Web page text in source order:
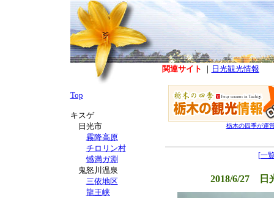
関連サイト ｜ 日光観光情報
栃木の四季が運
[一
2018/6/27 日
Top
キスゲ
日光市
霧降高原
チロリン村
憾満ガ淵
鬼怒川温泉
三依地区
龍王峡